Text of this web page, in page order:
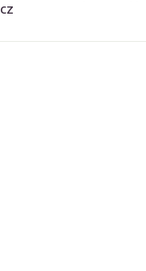
cz